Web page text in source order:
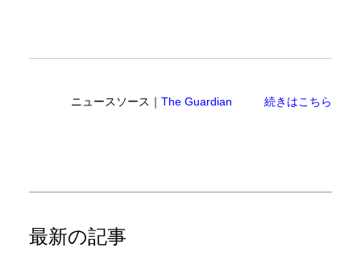
ニュースソース｜The Guardian 続きはこちら
最新の記事